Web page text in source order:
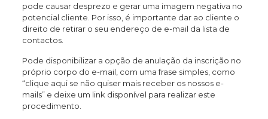
pode causar desprezo e gerar uma imagem negativa no
potencial cliente. Por isso, é importante dar ao cliente o
direito de retirar o seu endereço de e-mail da lista de
contactos.
Pode disponibilizar a opção de anulação da inscrição no
próprio corpo do e-mail, com uma frase simples, como
“clique aqui se não quiser mais receber os nossos e-
mails” e deixe um link disponível para realizar este
procedimento.